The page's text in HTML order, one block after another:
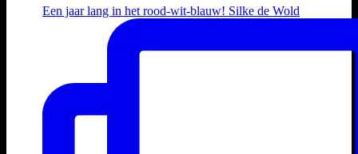
Een jaar lang in het rood-wit-blauw! Silke de Wold